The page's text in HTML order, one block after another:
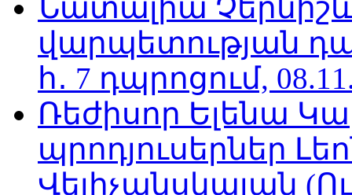
Նատալիա
վարպետության
հ․ 7 դպրոցում,
Ռեժիսոր Ելենա
պրոդյուսերներ
Վելիչանսկայան